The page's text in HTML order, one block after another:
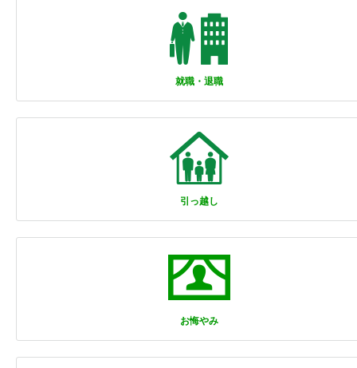
就職・退職
引っ越し
お悔やみ